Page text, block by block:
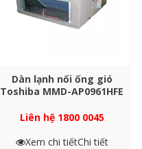
Ống lỏng
Ống dẫn khí
Giới hạn cài đặt tối đa,
Dàn lạnh nối ống gió
Toshiba MMD-AP0961HFE
Liên hệ 1800 0045
Xem chi tiếtChi tiết